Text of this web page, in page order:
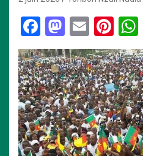
F
a
ce
b
o
o
k
M
a
st
o
d
o
n
E
m
ail
Pi
nt
er
es
t